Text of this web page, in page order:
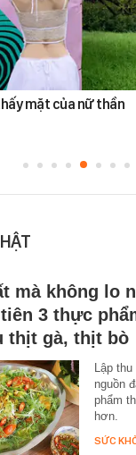
mặt của nữ thần
mà không lo
3 thực
thịt gà, thịt bò
Lập
nguồn
phẩm
hơn.
SỨC